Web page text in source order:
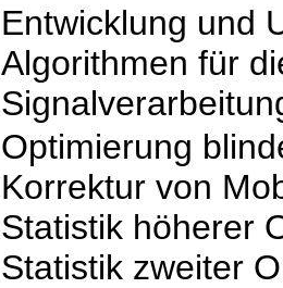
Entwicklung und
Algorithmen für
Optimierung
Korrektur von
Statistik höherer
Statistik zweiter